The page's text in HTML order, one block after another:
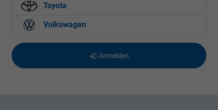
Toyota
Volkswagen
Anmelden